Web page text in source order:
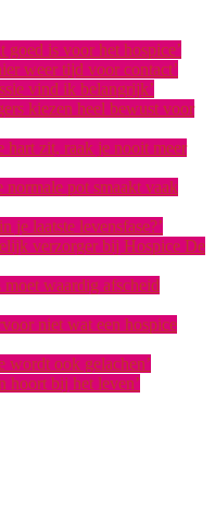
is voor het hospice’
weer tijd voor contact’
vind ik belangrijk’
kiezen heel bewust voor
hart zit, raak je nooit meer
normale pot smaakt vaak
je laatste levensfase?’
verzorger bij Hospice De
waardig afscheid
niet wat een hospice
wordt ook gelachen’
hoort bij het leven’